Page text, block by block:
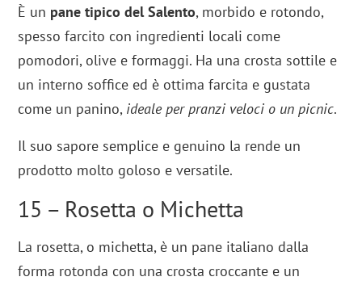
È un pane tipico del Salento, morbido e rotondo,
spesso farcito con ingredienti locali come
pomodori, olive e formaggi. Ha una crosta sottile e
un interno soffice ed è ottima farcita e gustata
come un panino, ideale per pranzi veloci o un picnic.
Il suo sapore semplice e genuino la rende un
prodotto molto goloso e versatile.
15 – Rosetta o Michetta
La rosetta, o michetta, è un pane italiano dalla
forma rotonda con una crosta croccante e un